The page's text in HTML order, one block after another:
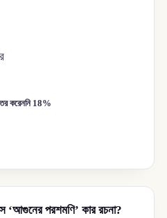
করেননি 18%
‘আগুনের পরশমণি’ কার রচনা?